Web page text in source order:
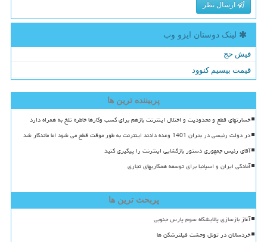
ارسال نظر
لینک دوستان ایزو وب
فیش حج
قیمت بیسیم کنوود
پربیننده ترین ها
خسارتهای قطع و محدودیت و اختلال اینترنت بازهم برای کسب وکارها خاطره تلخ به همراه دارد
در دولت رئیسی در بحران 1401 وعده دادند اینترنت به طور موقت قطع می شود اما ماندگار شد
آقای رئیس جمهوری دستور بازگشایی اینترنت را پیگیری کنید
آمادگی ایران و اسپانیا برای توسعه همکاریهای تجاری
پربحث ترین ها
آغاز بازسازی پالایشگاه سوم پارس جنوبی
خردسالان در تونل وحشت فیلترشکن ها